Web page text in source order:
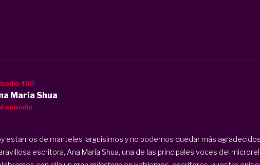
400
María Shua
episodio
estamos de manteles larguísimos y no podemos quedar más
escritora, Ana María Shua, una de las principales voces del